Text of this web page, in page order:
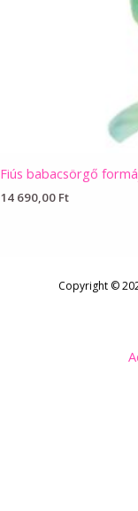
Fiús babacsörgő
14 690,00 Ft
Copyright ©